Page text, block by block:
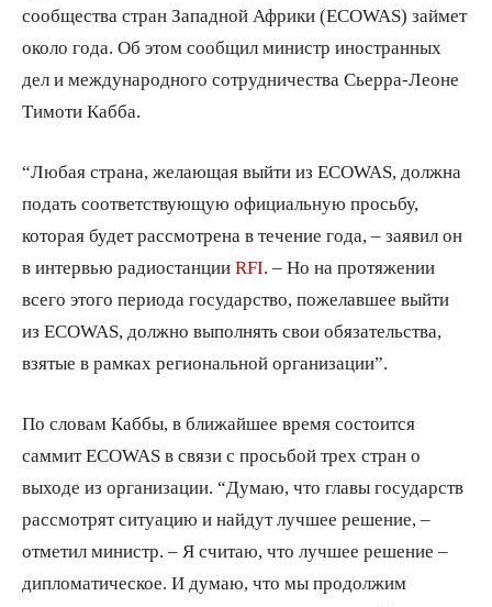
сообщества стран Западной Африки (ECOWAS) займет
около года. Об этом сообщил министр иностранных
дел и международного сотрудничества Сьерра-Леоне
Тимоти Кабба.
“Любая страна, желающая выйти из ECOWAS, должна
подать соответствующую официальную просьбу,
которая будет рассмотрена в течение года, – заявил он
в интервью радиостанции RFI . – Но на протяжении
всего этого периода государство, пожелавшее выйти
из ECOWAS, должно выполнять свои обязательства,
взятые в рамках региональной организации”.
По словам Каббы, в ближайшее время состоится
саммит ECOWAS в связи с просьбой трех стран о
выходе из организации. “Думаю, что главы государств
рассмотрят ситуацию и найдут лучшее решение, –
отметил министр. – Я считаю, что лучшее решение –
дипломатическое. И думаю, что мы продолжим